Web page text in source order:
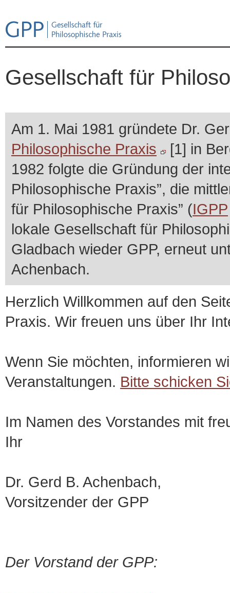
Gesellschaft für
Am 1. Mai 1981 gründete Dr.
Philosophische Praxis
[1] in
1982 folgte die Gründung der
Philosophische Praxis”, die
für Philosophische Praxis” (IGPP
lokale Gesellschaft für
Gladbach wieder GPP, erneut
Achenbach.
Herzlich Willkommen auf den
Praxis. Wir freuen uns über Ihr
Wenn Sie möchten, informieren
Veranstaltungen. Bitte schicken
Im Namen des Vorstandes mit
Ihr
Dr. Gerd B. Achenbach,
Vorsitzender der GPP
Der Vorstand der GPP: